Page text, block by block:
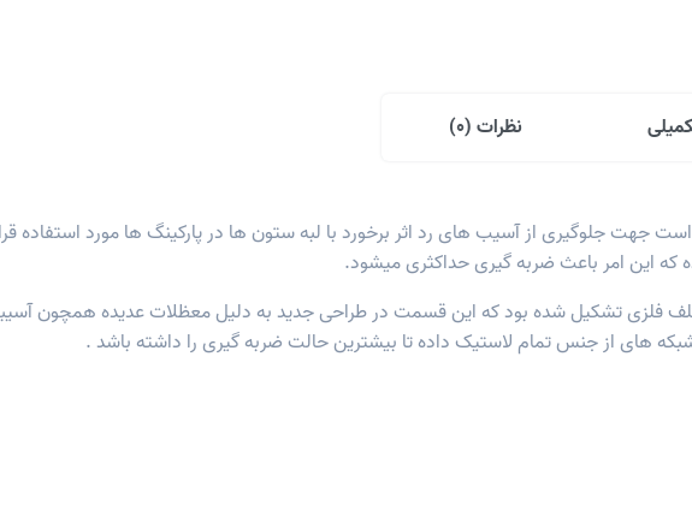
نظرات (0)
جلوگیری از آسیب های رد اثر برخورد با لبه ستون ها در پارکینگ ها مورد استفاده
این امر باعث ضربه گیری حداکثری میشود.
فلزی تشکیل شده بود که این قسمت در طراحی جدید به دلیل معظلات عدیده همچون
های از جنس تمام لاستیک داده تا بیشترین حالت ضربه گیری را داشته باشد .